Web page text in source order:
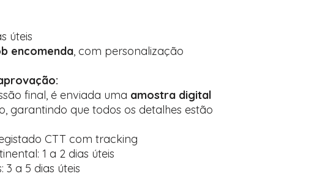
úteis
encomenda, com personalização
final, é enviada uma amostra digital
garantindo que todos os detalhes estão
CTT com tracking
1 a 2 dias úteis
3 a 5 dias úteis